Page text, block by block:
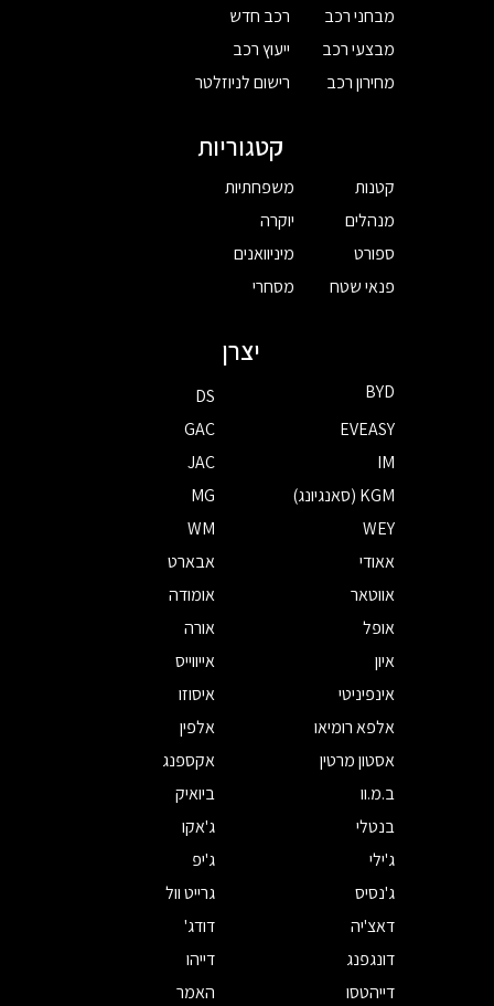
מבחני רכב
מבצעי רכב
מחירון רכב
רכב חדש
ייעוץ רכב
רישום לניוזלטר
קטגוריות
קטנות
מנהלים
ספורט
פנאי שטח
משפחתיות
יוקרה
מיניוואנים
מסחרי
יצרן
BYD
DS
EVEASY
GAC
IM
JAC
KGM (סאנגיונג)
MG
WEY
WM
אאודי
אבארט
אווטאר
אומודה
אופל
אורה
איון
אייווייס
אינפיניטי
איסוזו
אלפא רומיאו
אלפין
אסטון מרטין
אקספנג
ב.מ.וו
ביואיק
בנטלי
ג'אקו
ג'ילי
ג'יפ
ג'נסיס
גרייט וול
דאצ'יה
דודג'
דונגפנג
דייהו
דייהטסו
האמר